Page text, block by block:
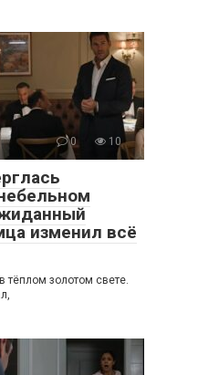
0 10
изменил всё
тёплом золотом свете.